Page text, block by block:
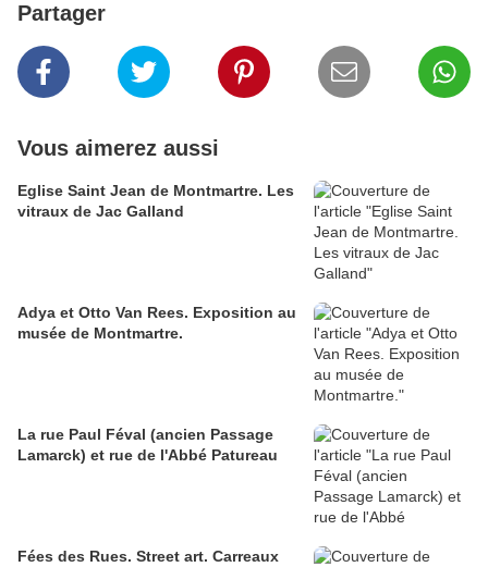
Partager
Vous aimerez aussi
Eglise Saint Jean de Montmartre. Les
vitraux de Jac Galland
Adya et Otto Van Rees. Exposition au
musée de Montmartre.
La rue Paul Féval (ancien Passage
Lamarck) et rue de l'Abbé Patureau
Fées des Rues. Street art. Carreaux